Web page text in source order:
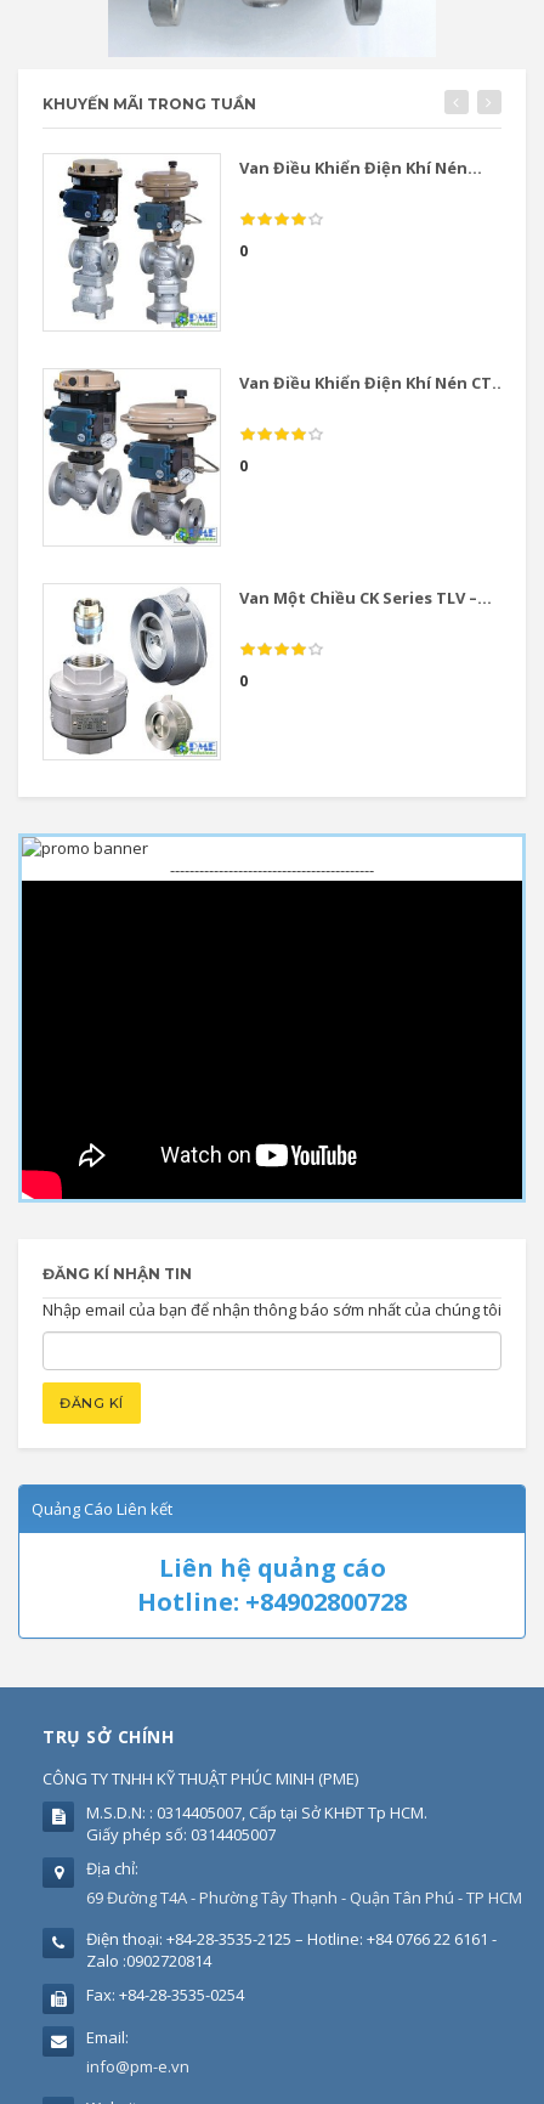
KHUYẾN MÃI TRONG TUẦN
Van Điều Khiển Điện Khí Nén...
0
Van Điều Khiển Điện Khí Nén CT...
0
Van Một Chiều CK Series TLV –...
0
------------------------------------------
ĐĂNG KÍ NHẬN TIN
Nhập email của bạn để nhận thông báo sớm nhất của chúng tôi
Quảng Cáo Liên kết
Liên hệ quảng cáo
Hotline: +84902800728
TRỤ SỞ CHÍNH
CÔNG TY TNHH KỸ THUẬT PHÚC MINH (PME)
M.S.D.N: : 0314405007, Cấp tại Sở KHĐT Tp HCM.
Giấy phép số: 0314405007
Địa chỉ:
69 Đường T4A - Phường Tây Thạnh - Quận Tân Phú - TP HCM
Điện thoại: +84-28-3535-2125 – Hotline: +84 0766 22 6161 -
Zalo :0902720814
Fax: +84-28-3535-0254
Email:
info@pm-e.vn